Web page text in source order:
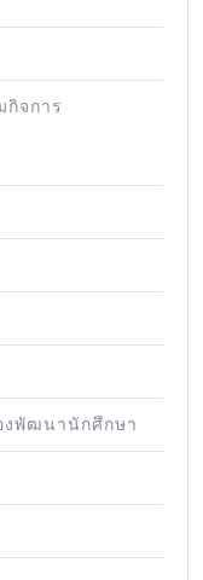
กิจการ
งพัฒนานักศึกษา